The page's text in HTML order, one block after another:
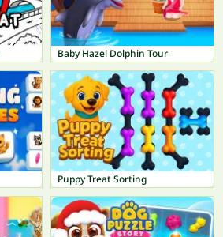
Baby Hazel Dolphin Tour
Puppy Treat Sorting